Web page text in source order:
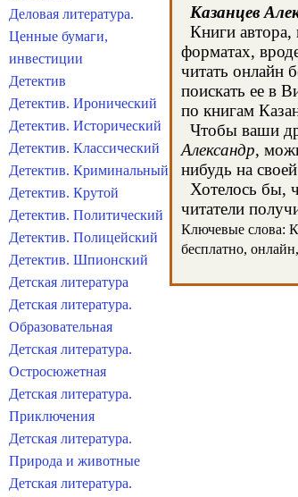
Казанцев
Книги автора,
форматах,
читать онлайн
поискать ее в
по книгам
Чтобы ваши
Александр,
нибудь на
Хотелось бы,
читатели
Ключевые слова:
бесплатно,
Деловая литература.
Ценные бумаги,
инвестиции
Детектив
Детектив. Иронический
Детектив. Исторический
Детектив. Классический
Детектив. Криминальный
Детектив. Крутой
Детектив. Политический
Детектив. Полицейский
Детектив. Шпионский
Детская литература
Детская литература.
Образовательная
Детская литература.
Остросюжетная
Детская литература.
Приключения
Детская литература.
Природа и животные
Детская литература.